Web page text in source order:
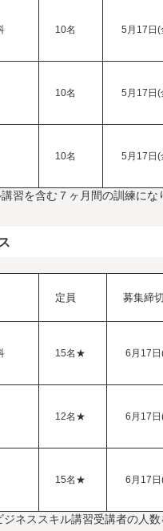
10名 5月17日(
10名 5月17日(
10名 5月17日(
習を含む７ヶ月間の訓練にな
定員 募集締
15名★ 6月17
12名★ 6月17
15名★ 6月17
ネススキル講習受講者の人数